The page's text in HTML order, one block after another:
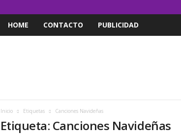
HOME CONTACTO PUBLICIDAD
Inicio Etiquetas Canciones Navideñas
Etiqueta: Canciones Navideñas